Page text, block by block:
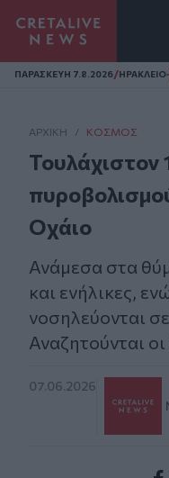
Homepage
ΠΑΡΑΣΚΕΥΗ 7.8.2026/ΗΡΑΚΛΕΙΟ
ΑΡΧΙΚΗ / ΚΌΣΜΟΣ
Τουλάχιστον
Οχάιο
Ανάμεσα στα
και ενήλικες,
νοσηλεύονται
Αναζητούνται
07.06.2026